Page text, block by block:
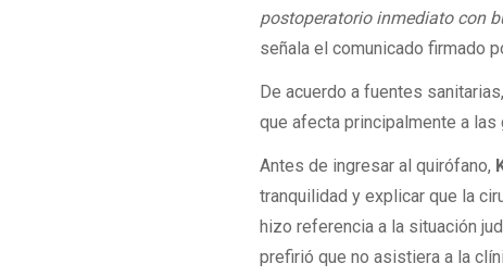
postoperatorio inmediato con
señala el comunicado firmado
De acuerdo a fuentes
que afecta principalmente a
Antes de ingresar al quirófano,
tranquilidad y explicar que la
hizo referencia a la situación
prefirió que no asistiera a la